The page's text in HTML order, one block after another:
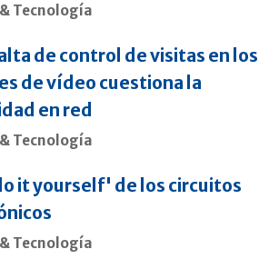
Tecnología
de control de visitas en los
de vídeo cuestiona la
en red
Tecnología
it yourself' de los circuitos
Tecnología